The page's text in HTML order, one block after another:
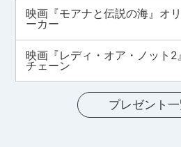
映画『モアナと伝説の海』オ
ーカー
映画『レディ・オア・ノット2
チェーン
プレゼント